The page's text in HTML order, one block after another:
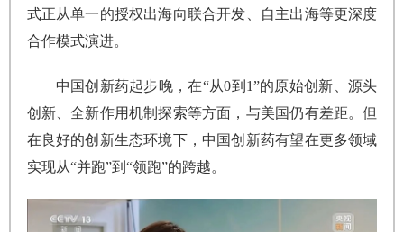
式正从单一的授权出海向联合开发、自主出海等更深度
合作模式演进。
中国创新药起步晚，在“从0到1”的原始创新、源头
创新、全新作用机制探索等方面，与美国仍有差距。但
在良好的创新生态环境下，中国创新药有望在更多领域
实现从“并跑”到“领跑”的跨越。